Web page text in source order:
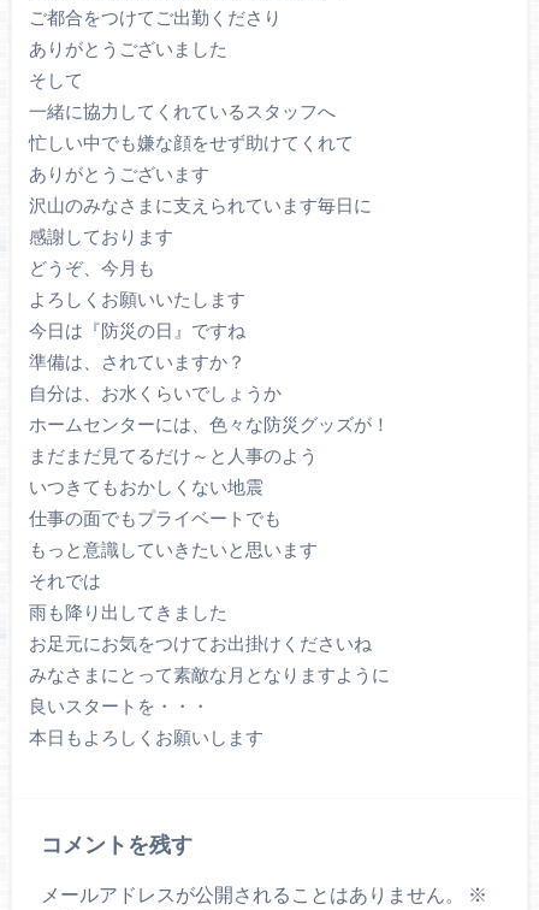
ご都合をつけてご出勤くださり
ありがとうございました
そして
一緒に協力してくれているスタッフへ
忙しい中でも嫌な顔をせず助けてくれて
ありがとうございます
沢山のみなさまに支えられています毎日に
感謝しております
どうぞ、今月も
よろしくお願いいたします
今日は『防災の日』ですね
準備は、されていますか？
自分は、お水くらいでしょうか
ホームセンターには、色々な防災グッズが！
まだまだ見てるだけ～と人事のよう
いつきてもおかしくない地震
仕事の面でもプライベートでも
もっと意識していきたいと思います
それでは
雨も降り出してきました
お足元にお気をつけてお出掛けくださいね
みなさまにとって素敵な月となりますように
良いスタートを・・・
本日もよろしくお願いします
コメントを残す
メールアドレスが公開されることはありません。
※